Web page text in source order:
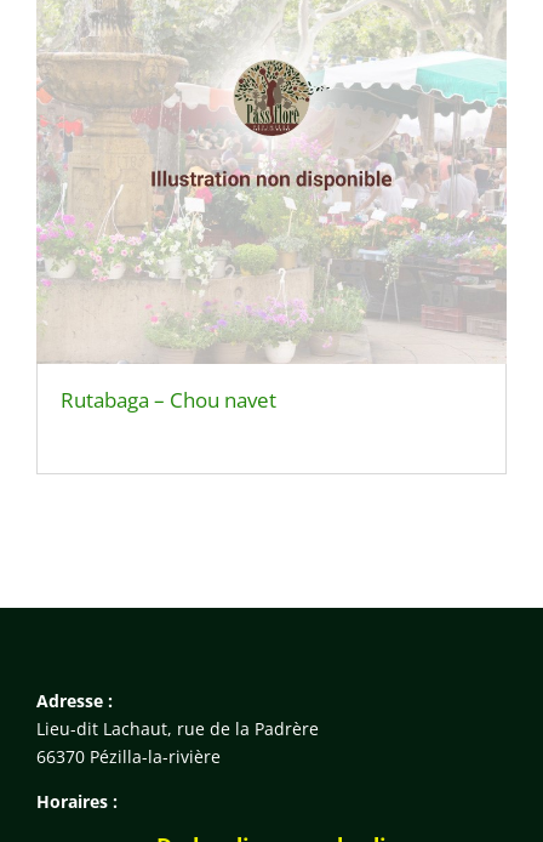
Rutabaga – Chou navet
Adresse :
Lieu-dit Lachaut, rue de la Padrère
66370 Pézilla-la-rivière
Horaires :